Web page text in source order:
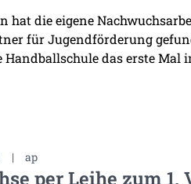
hat die eigene
für Jugendförderung
das erste Mal
| ap
per Leihe zum 1.